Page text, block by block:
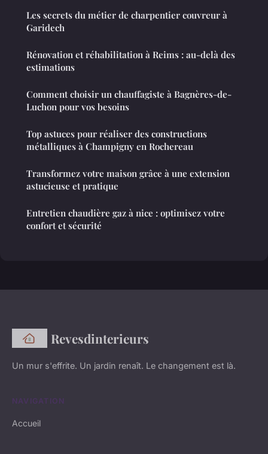
Les secrets du métier de charpentier couvreur à
Garidech
Rénovation et réhabilitation à Reims : au-delà des
estimations
Comment choisir un chauffagiste à Bagnères-de-
Luchon pour vos besoins
Top astuces pour réaliser des constructions
métalliques à Champigny en Rochereau
Transformez votre maison grâce à une extension
astucieuse et pratique
Entretien chaudière gaz à nice : optimisez votre
confort et sécurité
Revesdinterieurs
Un mur s'effrite. Un jardin renaît. Le changement est là.
NAVIGATION
Accueil